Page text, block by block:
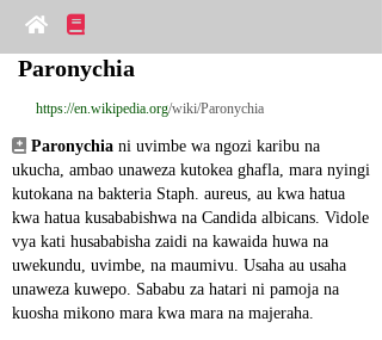
Paronychia
https://en.wikipedia.org/wiki/Paronychia
Paronychia ni uvimbe wa ngozi karibu na
ukucha, ambao unaweza kutokea ghafla, mara nyingi
kutokana na bakteria Staph. aureus, au kwa hatua
kwa hatua kusababishwa na Candida albicans. Vidole
vya kati husababisha zaidi na kawaida huwa na
uwekundu, uvimbe, na maumivu. Usaha au usaha
unaweza kuwepo. Sababu za hatari ni pamoja na
kuosha mikono mara kwa mara na majeraha.